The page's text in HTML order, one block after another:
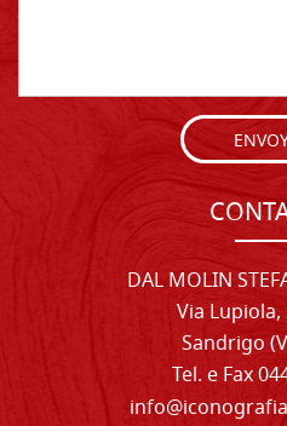
DAL MOLIN
Via Lupiola,
Sandrigo
Tel. e Fax